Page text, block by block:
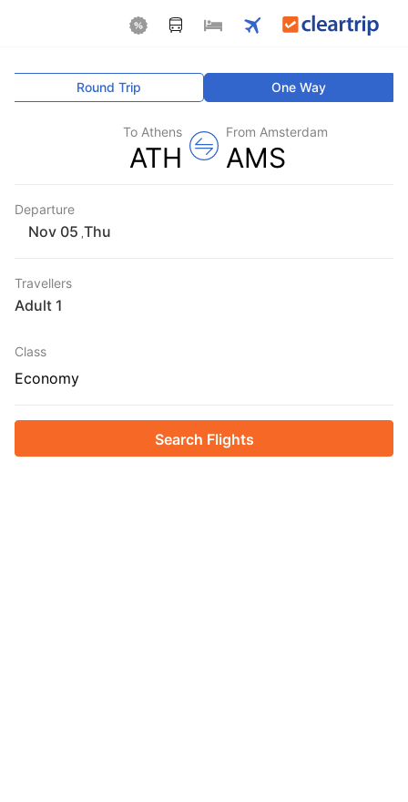
One Way
Round Trip
From Amsterdam
AMS
To Athens
ATH
Departure
Thu
Travellers
1 Adult
Class
Economy